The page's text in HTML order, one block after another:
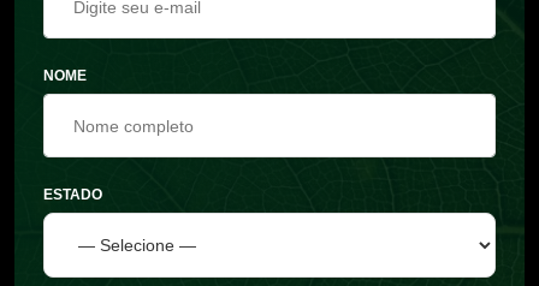
NOME
ESTADO